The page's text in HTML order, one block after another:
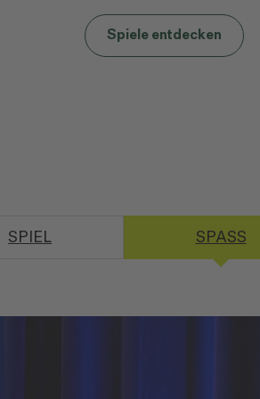
Spiele entdecken
SPIEL SPASS